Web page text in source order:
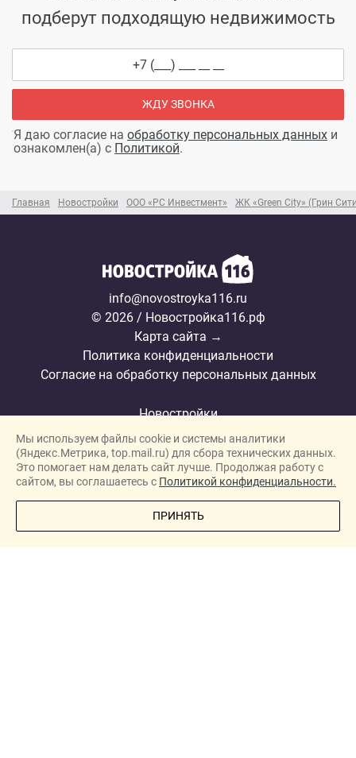
Главная Новостройки ООО «РС Инвестмент» ЖК «Green City» (Грин
подберут подходящую недвижимость
ЖДУ ЗВОНКА
Я даю согласие на обработку персональных данных и
ознакомлен(а) с Политикой.
info@novostroyka116.ru
© 2026 / Новостройка116.рф
Карта сайта →
Политика конфиденциальности
Согласие на обработку персональных данных
Новостройки
Застройщики
Ипотека
Новости
Полезная информация
ПОЗВОНИТЕ МНЕ
Мы используем файлы cookie и системы аналитики
(Яндекс.Метрика, top.mail.ru) для сбора технических данных.
Это помогает нам делать сайт лучше. Продолжая работу с
сайтом, вы соглашаетесь с Политикой конфиденциальности.
ПРИНЯТЬ